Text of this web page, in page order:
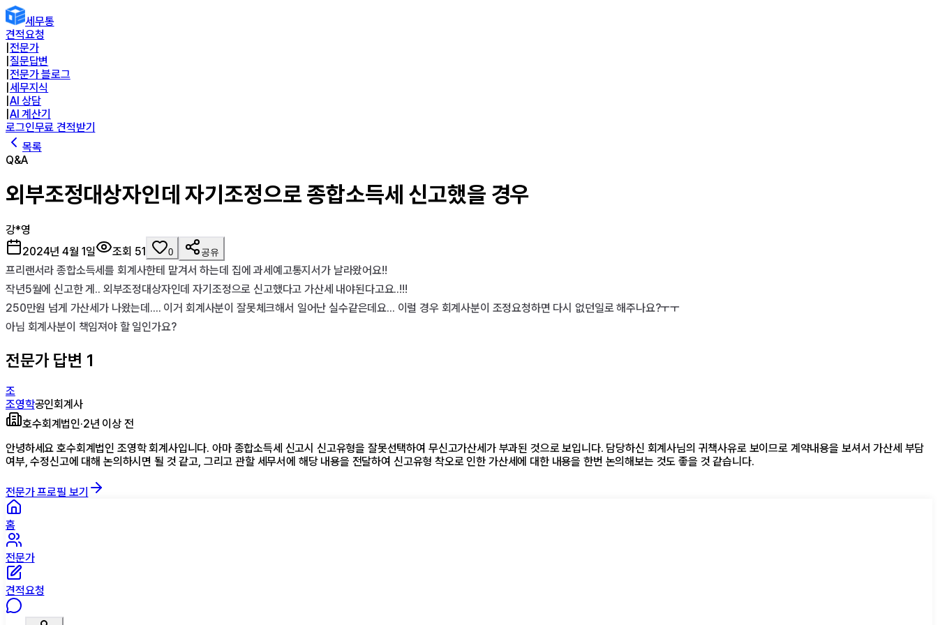
세무통
견적요청
전문가
질문답변
전문가 블로그
세무지식
AI 상담
AI 계산기
로그인무료 견적받기
목록
Q&A
외부조정대상자인데 자기조정으로 종합소득세 신고했을 경우
강*영
2024년 4월 1일
조회 51 0 공유
프리랜서라 종합소득세를 회계사한테 맡겨서 하는데 집에 과세예고통지서가 날라왔어요!!
작년5월에 신고한 게.. 외부조정대상자인데 자기조정으로 신고했다고 가산세 내야된다고요..!!!
250만원 넘게 가산세가 나왔는데.... 이거 회계사분이 잘못체크해서 일어난 실수같은데요... 이럴 경우 회계사분이 조정요청하면 다시 없던일로 해주나요?ㅜㅜ
아님 회계사분이 책임져야 할 일인가요?
전문가 답변 1
조
조영학공인회계사
호수회계법인·2년 이상 전
안녕하세요 호수회계법인 조영학 회계사입니다. 아마 종합소득세 신고시 신고유형을 잘못선택하여 무신고가산세가 부과된 것으로 보입니다. 담당하신 회계사님의 귀책사유로 보이므로 계약내용을 보셔서 가산세 부담
여부, 수정신고에 대해 논의하시면 될 것 같고, 그리고 관할 세무서에 해당 내용을 전달하여 신고유형 착오로 인한 가산세에 대한 내용을 한번 논의해보는 것도 좋을 것 같습니다.
전문가 프로필 보기
홈
전문가
견적요청